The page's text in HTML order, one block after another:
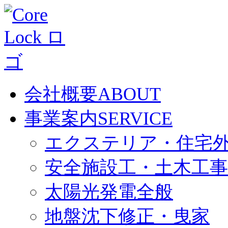
会社概要ABOUT
事業案内SERVICE
エクステリア・住宅
安全施設工・土木工事
太陽光発電全般
地盤沈下修正・曳家